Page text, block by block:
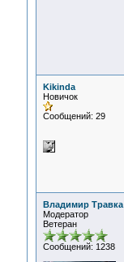
Kikinda
Новичок
Сообщений: 29
Владимир Травка
Модератор
Ветеран
Сообщений: 1238